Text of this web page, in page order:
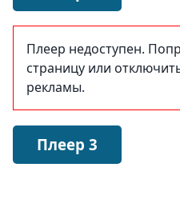
Плеер недоступен.
страницу или
рекламы.
Плеер 3